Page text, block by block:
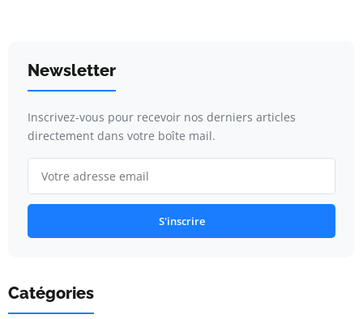
Newsletter
Inscrivez-vous pour recevoir nos derniers articles
directement dans votre boîte mail.
S'inscrire
Catégories